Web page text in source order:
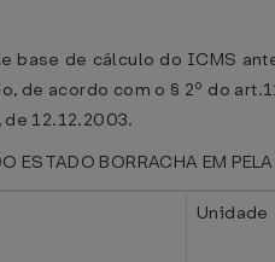
base de cálculo do ICMS
de acordo com o § 2º do
12.12.2003.
ESTADO BORRACHA EM PELA
Unidade